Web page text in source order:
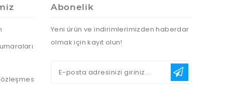
Abonelik
Yeni ürün ve indirimlerimizden haberdar
olmak için kayıt olun!